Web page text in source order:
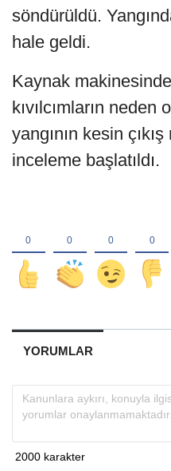
söndürüldü.
hale geldi.
Kaynak
kıvılcımların
yangının kesin
inceleme başlatıldı.
YORUMLAR